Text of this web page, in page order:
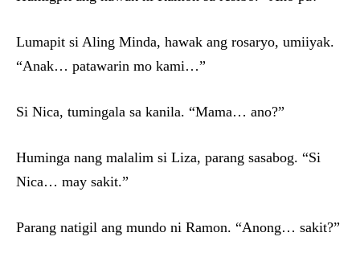
Lumapit si Aling Minda, hawak ang rosaryo, umiiyak.
“Anak… patawarin mo kami…”
Si Nica, tumingala sa kanila. “Mama… ano?”
Huminga nang malalim si Liza, parang sasabog. “Si
Nica… may sakit.”
Parang natigil ang mundo ni Ramon. “Anong… sakit?”